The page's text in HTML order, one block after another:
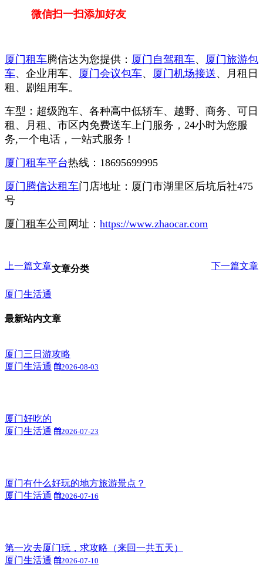
微信扫一扫添加好友
厦门租车腾信达为您提供： 厦门自驾租车、 厦门旅游包
车、企业用车、 厦门会议包车、 厦门机场接送、月租日
租、剧组用车。
车型：超级跑车、各种高中低轿车、越野、商务、可日
租、月租、市区内免费送车上门服务，24小时为您服
务,一个电话，一站式服务！
厦门租车平台热线：18695699995
厦门腾信达租车门店地址：厦门市湖里区后坑后社475
号
厦门租车公司 网址： https://www.zhaocar.com
上一篇文章 下一篇文章
文章分类
厦门生活通
最新站内文章
厦门三日游攻略
厦门生活通
2026-08-03
厦门好吃的
厦门生活通
2026-07-23
厦门有什么好玩的地方旅游景点？
厦门生活通
2026-07-16
第一次去厦门玩，求攻略（来回一共五天）
厦门生活通
2026-07-10